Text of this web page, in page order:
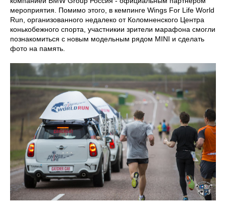
мероприятия. Помимо этого, в кемпинге Wings For Life World
Run, организованного недалеко от Коломненского Центра
конькобежного спорта, участникии зрители марафона смогли
познакомиться с новым модельным рядом MINI и сделать
фото на память.